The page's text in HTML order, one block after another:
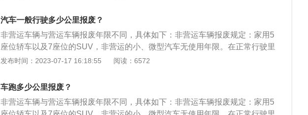
车号牌号码应当符合下列条件：（一）在办理转移登记或者注销登记后六个月内
提出申请；（二）机动车所有人拥有原机动车三年以上。
说明：根据《机动车登记规定》第三十条，因车辆损坏无法驶回登记地的，机动
车所有人可以向车辆所在地机动车回收企业交售报废机动车。营运车辆转为非营
运车辆，要按照原营运车的规定报废时间报废。根据《机动车登记规定》第四十
三条，办理机动车转移登记或者注销登记后，原机动车所有人申请办理新购机动
车号牌号码应当符合下列条件：（一）在办理转移登记或者注销登记后六个月内
提出申请；（二）机动车所有人拥有原机动车三年以上。
知书》。对未达到报废年限的机动车，经机动车查验岗认定，符合汽车报废标
准，核发《汽车报废通知单》。车主持《通知书》自行选择一家符合规定的回收
企业将车辆送交解体。回收企业经查验《通知书》后将车辆解体并照相。要求发
表》、《XX省更新汽车技术鉴定表》和《报废汽车回收证明》及车辆解体照片，
说明：根据《机动车登记规定》第三十条，因车辆损坏无法驶回登记地的，机动
车所有人可以向车辆所在地机动车回收企业交售报废机动车。营运车辆转为非营
岗核对该车辆识别代码（车架车身号码）、发动机号码，并检验有无被凿改嫌
疑；将拓印片与原始车辆识别代号（车架车身号）、发动机号码进行对比；检测
机动车的安全技术性能，并审核该车的安全技术性能。3、车管所业务领导岗审
核，符合规定者，在其申请表原件上签注意见，在《机动车行驶证》副页记录栏
按照延缓报废专用章格式，用计算机打印准予延缓报废的使用期限和检验周期。
汽车一般行驶多少公里报废？
非营运车辆与营运车辆报废年限不同，具体如下：非营运车辆报废规定：家用5
座位轿车以及7座位的SUV，非营运的小、微型汽车无使用年限。在正常行驶里
程达到了60万公里时，国家将引导报废。除了上述车辆，小、微型非营运载客汽
定：小、微型出租客运汽车报废年限8年，中型出租客运汽车报废年限10年，大
型出租客运汽车报废年限12年。公交客运汽车报废年限13年，其他小、微型营运
载客汽车报废年限10年，大、中型营运载客汽车报废年限15年；微型营运货车报
发布时间：2023-07-17 16:18:55 阅读：6572
车跑多少公里报废？
非营运车辆与营运车辆报废年限不同，具体如下：非营运车辆报废规定：家用5